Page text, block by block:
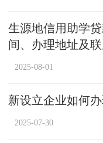
生源地信用助学
间、办理地址及
2025-08-01
新设立企业如何
2025-07-30